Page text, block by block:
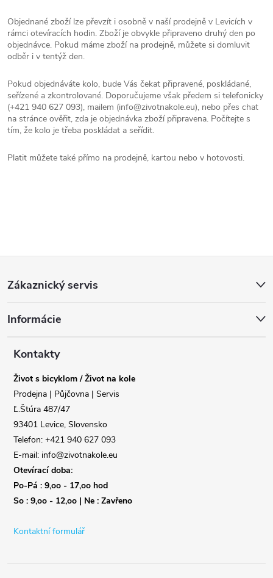
Objednané zboží lze převzít i osobně v naší prodejně v Levicích v
rámci otevíracích hodin. Zboží je obvykle připraveno druhý den po
objednávce. Pokud máme zboží na prodejně, můžete si domluvit
odběr i v tentýž den.
Pokud objednáváte kolo, bude Vás čekat připravené, poskládané,
seřízené a zkontrolované. Doporučujeme však předem si telefonicky
(+421 940 627 093), mailem (info@zivotnakole.eu), nebo přes chat
na stránce ověřit, zda je objednávka zboží připravena. Počítejte s
tím, že kolo je třeba poskládat a seřídit.
Platit můžete také přímo na prodejně, kartou nebo v hotovosti.
p
Zákaznický servis
Informácie
Kontakty
Život s bicyklom / Život na kole
Prodejna | Půjčovna | Servis
Ľ.Štúra 487/47
93401 Levice, Slovensko
Telefon: +421 940 627 093
E-mail: info@zivotnakole.eu
Otevírací doba:
Po-Pá : 9,oo - 17,oo hod
So : 9,oo - 12,oo | Ne : Zavřeno
Kontaktní formulář
Reklamace Doprava
Poslat